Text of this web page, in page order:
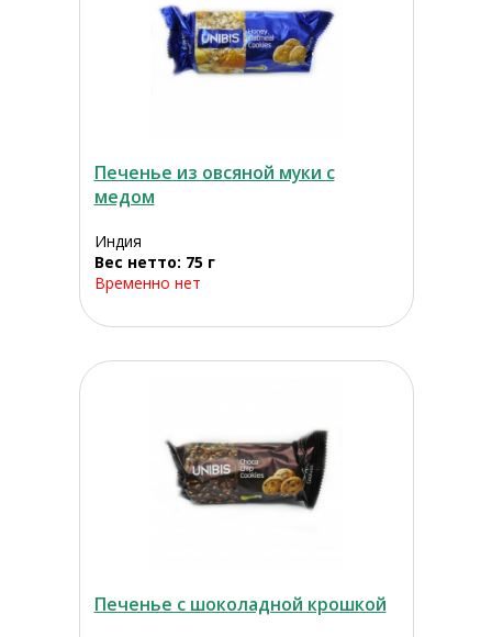
Печенье из овсяной муки с
медом
Индия
Вес нетто: 75 г
Временно нет
Печенье с шоколадной крошкой